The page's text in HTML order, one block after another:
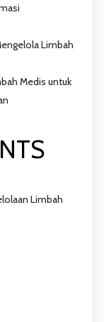
Limbah
Medis untuk
Limbah